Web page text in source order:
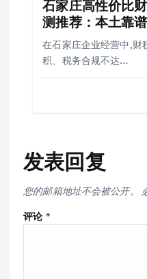
石家庄高性价比
测推荐：本土靠
在石家庄企业经营中,财
积、税务合规不达…
发表回复
您的邮箱地址不会被公开。
评论 *